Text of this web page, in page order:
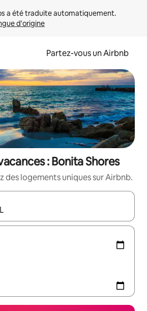
d'origine
Partez-vous un Airbnb
: Bonita Shores
des logements uniques sur Airbnb.
sont affichés, parcourez-les en utilisant